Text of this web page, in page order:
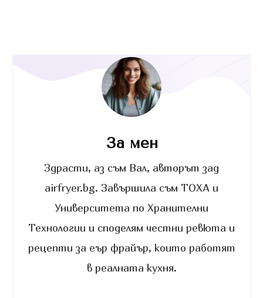
За мен
Здрасти, аз съм Вал, авторът зад
airfryer.bg. Завършила съм ТОХА и
Университета по Хранителни
Технологии и споделям честни ревюта и
рецепти за еър фрайър, които работят
в реалната кухня.